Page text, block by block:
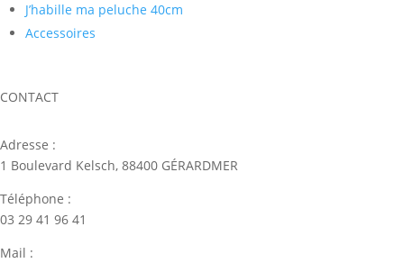
J’habille ma peluche 40cm
Accessoires
CONTACT
Adresse :
1 Boulevard Kelsch, 88400 GÉRARDMER
Téléphone :
03 29 41 96 41
Mail :